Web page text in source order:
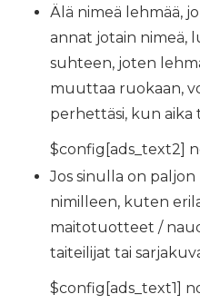
Älä nimeä lehmää,
annat jotain nimeä,
suhteen, joten
muuttaa ruokaan,
perhettäsi, kun aika
$config[ads_text2]
Jos sinulla on
nimilleen, kuten
maitotuotteet /
taiteilijat tai
$config[ads_text1]